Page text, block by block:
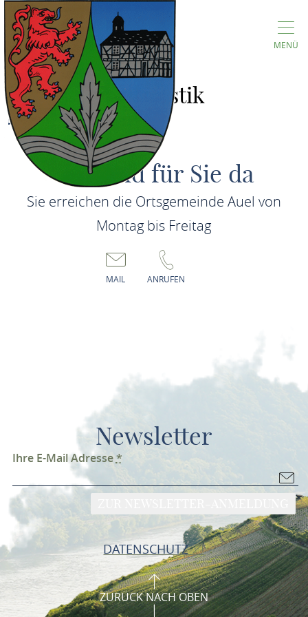
MENÜ
Touristik
Wir sind für Sie da
Sie erreichen die Ortsgemeinde Auel von
Montag bis Freitag
MAIL ANRUFEN
Newsletter
Ihre E-Mail Adresse*
DATENSCHUTZ
ZURÜCK NACH OBEN